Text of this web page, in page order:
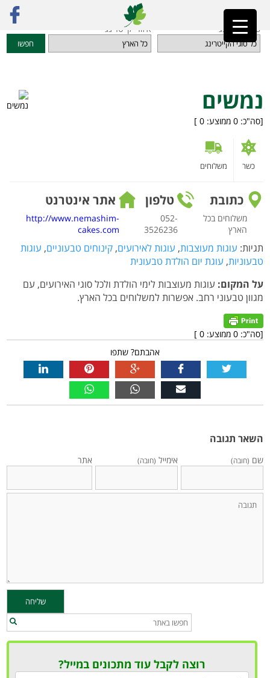
ראשי»מדריך קייטרינג מאפים, עוגות וקינוחים טבעוניים
סוגי קייטרינג איזורי קייטרינג
חפשו
נמשים
[סה"כ: 0 ממוצע: 0
]
כשר משלוחים
כתובת
משלוחים בכל
הארץ
טלפון
052-
3526236
אתר אינטרנט
http://www.nemashim-
cakes.com
תגיות: עוגות מעוצבות, עוגות לאירועים, קינוחים טבעוניים, עוגות
טבעוניות, עוגת יום הולדת טבעונית
על המקום: עוגות מעוצבות לימי הולדת ולכל סוגי האירועים, עם
מגוון טבעוני רחב. אפשרות למשלוחים בכל הארץ.
[סה"כ: 0 ממוצע: 0
]
אהבתם? שתפו
השאר תגובה
שם (חובה) אימייל (חובה) אתר
רוצה לקבל עוד מתכונים במייל?